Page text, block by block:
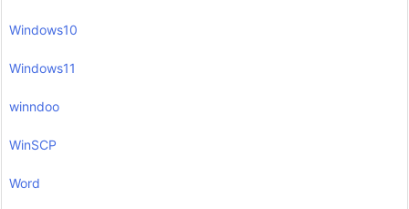
Windows10
Windows11
winndoo
WinSCP
Word